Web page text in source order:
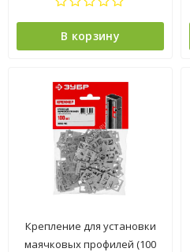
В корзину
Крепление для установки
маячковых профилей (100